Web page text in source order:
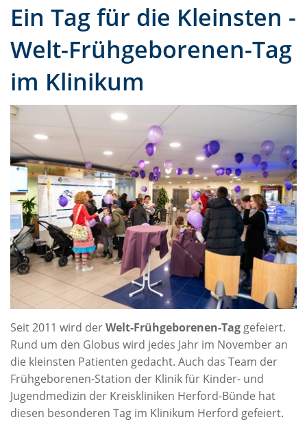
Ein Tag für die Kleinsten -
Welt-Frühgeborenen-Tag
im Klinikum
Seit 2011 wird derWelt-Frühgeborenen-Tag gefeiert.
Rund um den Globus wird jedes Jahr im November an
die kleinsten Patienten gedacht. Auch das Team der
Frühgeborenen-Station der Klinik für Kinder- und
Jugendmedizin der Kreiskliniken Herford-Bünde hat
diesen besonderen Tag im Klinikum Herford gefeiert.